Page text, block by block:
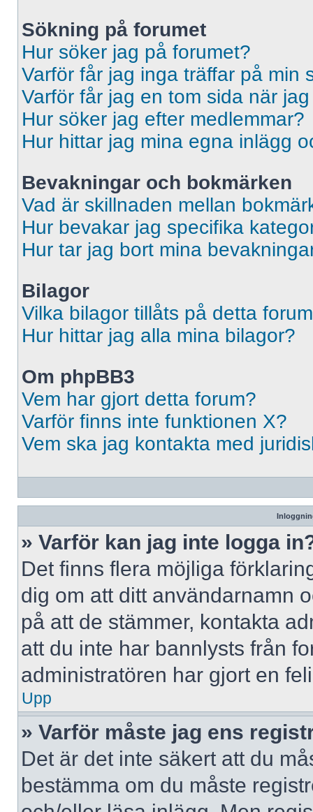
Sökning på forumet
Hur söker jag på forumet?
Varför får jag inga träffar på min
Varför får jag en tom sida när
Hur söker jag efter medlemmar?
Hur hittar jag mina egna inlägg
Bevakningar och bokmärken
Vad är skillnaden mellan
Hur bevakar jag specifika
Hur tar jag bort mina
Bilagor
Vilka bilagor tillåts på detta
Hur hittar jag alla mina bilagor?
Om phpBB3
Vem har gjort detta forum?
Varför finns inte funktionen X?
Vem ska jag kontakta med
» Varför kan jag inte logga
Det finns flera möjliga
dig om att ditt användarnamn
på att de stämmer, kontakta
att du inte har bannlysts från
administratören har gjort en
Upp
» Varför måste jag ens
Det är det inte säkert att du
bestämma om du måste